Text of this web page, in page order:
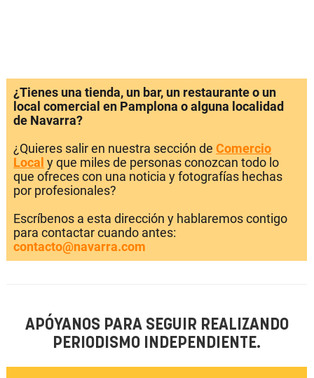
¿Tienes una tienda, un bar, un restaurante o un
local comercial en Pamplona o alguna localidad
de Navarra?
¿Quieres salir en nuestra sección de Comercio
Local y que miles de personas conozcan todo lo
que ofreces con una noticia y fotografías hechas
por profesionales?
Escríbenos a esta dirección y hablaremos contigo
para contactar cuando antes:
contacto@navarra.com
APÓYANOS PARA SEGUIR REALIZANDO
PERIODISMO INDEPENDIENTE.